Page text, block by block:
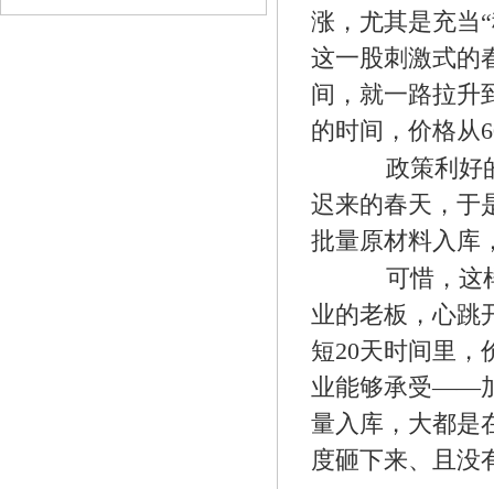
涨，尤其是充当
这一股刺激式的
间，就一路拉升
的时间，价格从
政策利好的
迟来的春天，于
批量原材料入库
可惜，这样
业的老板，心跳
短20天时间里，
业能够承受——
量入库，大都是
度砸下来、且没